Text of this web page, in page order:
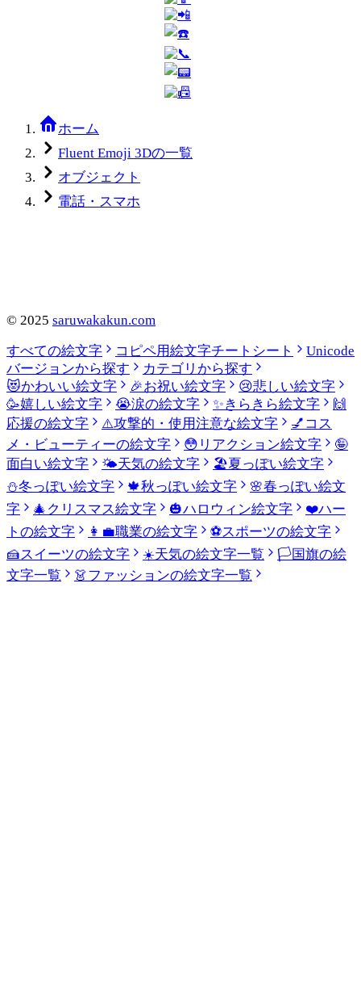
ホーム
Fluent Emoji 3Dの一覧
オブジェクト
電話・スマホ
© 2025 saruwakakun.com
すべての絵文字
コピペ用絵文字チートシート
Unicode
バージョンから探す
カテゴリから探す
😻かわいい絵文字 🎉お祝い絵文字 😢悲しい絵文字
🥳嬉しい絵文字 😭涙の絵文字 ✨きらきら絵文字
🙌
応援の絵文字
⚠️攻撃的・使用注意な絵文字 💅 コス
メ・ビューティーの絵文字
😳 リアクション絵文字
🤪
面白い絵文字
🌤️天気の絵文字 🏖️夏っぽい絵文字
⛄冬っぽい絵文字 🍁秋っぽい絵文字 🌸春っぽい絵文
字
🎄 クリスマス絵文字 🎃ハロウィン絵文字 ❤️ハー
トの絵文字
👩‍💼職業の絵文字 ⚽スポーツの絵文字
🍰スイーツの絵文字 ☀️天気の絵文字一覧 🏳️国旗の絵
文字一覧
👗ファッションの絵文字一覧